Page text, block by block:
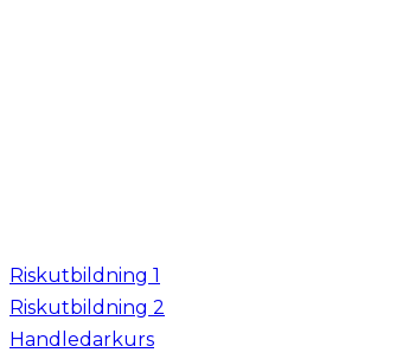
Riskutbildning 1
Riskutbildning 2
Handledarkurs